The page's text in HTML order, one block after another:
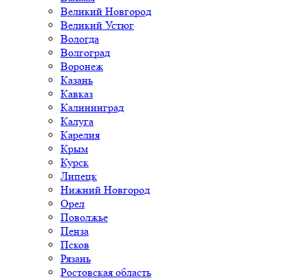
Великий Новгород
Великий Устюг
Вологда
Волгоград
Воронеж
Казань
Кавказ
Калининград
Калуга
Карелия
Крым
Курск
Липецк
Нижний Новгород
Орел
Поволжье
Пенза
Псков
Рязань
Ростовская область